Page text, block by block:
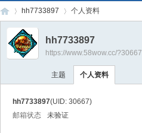
›
hh7733897 个人资料
hh7733897
https://www.58wow.cc/?30667
主题 个人资料
hh7733897(UID: 30667)
邮箱状态
未验证